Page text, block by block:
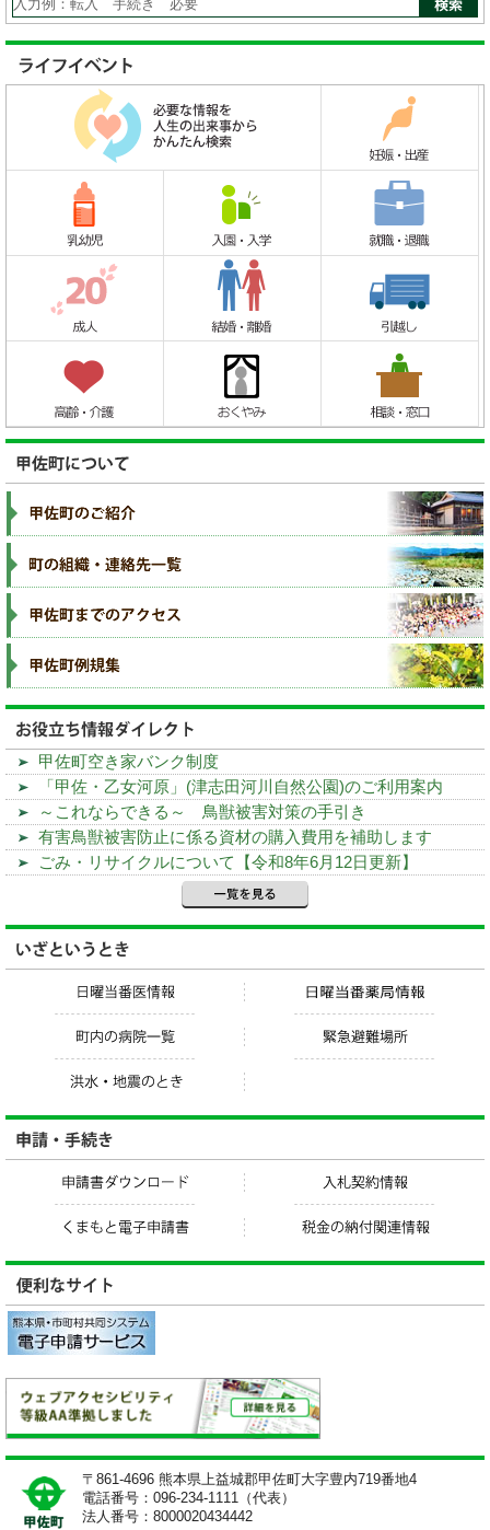
甲佐町空き家バンク制度
「甲佐・乙女河原」(津志田河川自然公園)のご利用案内
～これならできる～ 鳥獣被害対策の手引き
有害鳥獣被害防止に係る資材の購入費用を補助します
ごみ・リサイクルについて【令和8年6月12日更新】
〒861-4696 熊本県上益城郡甲佐町大字豊内719番地4
電話番号：096-234-1111（代表）
法人番号：8000020434442